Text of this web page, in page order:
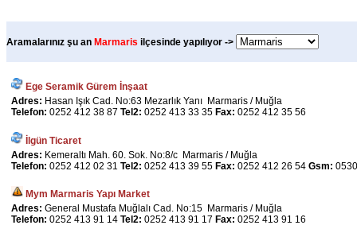
Aramalarınız şu an Marmaris ilçesinde yapılıyor ->
Ege Seramik Gürem İnşaat
Adres: Hasan Işık Cad. No:63 Mezarlık Yanı Marmaris / Muğla
Telefon: 0252 412 38 87 Tel2: 0252 413 33 35 Fax: 0252 412 35 56
İlgün Ticaret
Adres: Kemeraltı Mah. 60. Sok. No:8/c Marmaris / Muğla
Telefon: 0252 412 02 31 Tel2: 0252 413 39 55 Fax: 0252 412 26 54 Gsm:
Mym Marmaris Yapı Market
Adres: General Mustafa Muğlalı Cad. No:15 Marmaris / Muğla
Telefon: 0252 413 91 14 Tel2: 0252 413 91 17 Fax: 0252 413 91 16